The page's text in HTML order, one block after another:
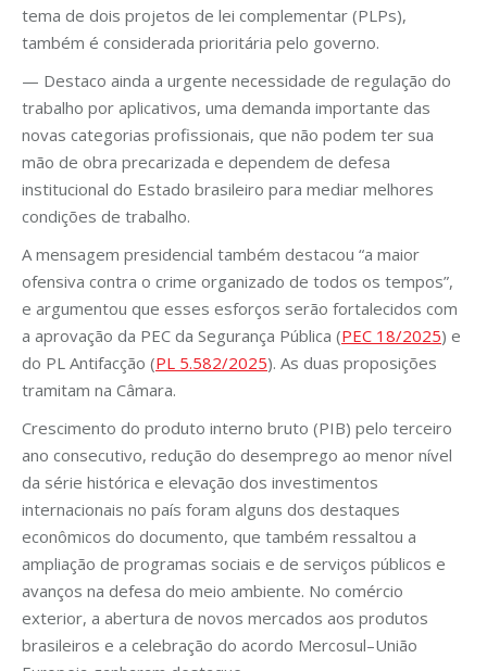
tema de dois projetos de lei complementar (PLPs),
também é considerada prioritária pelo governo.
— Destaco ainda a urgente necessidade de regulação do
trabalho por aplicativos, uma demanda importante das
novas categorias profissionais, que não podem ter sua
mão de obra precarizada e dependem de defesa
institucional do Estado brasileiro para mediar melhores
condições de trabalho.
A mensagem presidencial também destacou “a maior
ofensiva contra o crime organizado de todos os tempos”,
e argumentou que esses esforços serão fortalecidos com
a aprovação da PEC da Segurança Pública (PEC 18/2025) e
do PL Antifacção (PL 5.582/2025). As duas proposições
tramitam na Câmara.
Crescimento do produto interno bruto (PIB) pelo terceiro
ano consecutivo, redução do desemprego ao menor nível
da série histórica e elevação dos investimentos
internacionais no país foram alguns dos destaques
econômicos do documento, que também ressaltou a
ampliação de programas sociais e de serviços públicos e
avanços na defesa do meio ambiente. No comércio
exterior, a abertura de novos mercados aos produtos
brasileiros e a celebração do acordo Mercosul–União